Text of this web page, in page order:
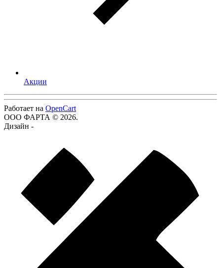
Акции
Работает на OpenCart
ООО ФАРТА © 2026.
Дизайн -